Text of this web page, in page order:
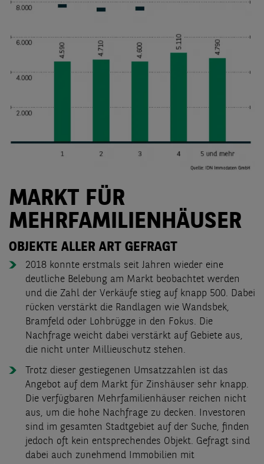
MARKT FÜR
MEHRFAMILIENHÄUSER
OBJEKTE ALLER ART GEFRAGT
2018 konnte erstmals seit Jahren wieder eine
deutliche Belebung am Markt beobachtet werden
und die Zahl der Verkäufe stieg auf knapp 500. Dabei
rücken verstärkt die Randlagen wie Wandsbek,
Bramfeld oder Lohbrügge in den Fokus. Die
Nachfrage weicht dabei verstärkt auf Gebiete aus,
die nicht unter Millieuschutz stehen.
Trotz dieser gestiegenen Umsatzzahlen ist das
Angebot auf dem Markt für Zinshäuser sehr knapp.
Die verfügbaren Mehrfamilienhäuser reichen nicht
aus, um die hohe Nachfrage zu decken. Investoren
sind im gesamten Stadtgebiet auf der Suche, finden
jedoch oft kein entsprechendes Objekt. Gefragt sind
dabei auch zunehmend Immobilien mit